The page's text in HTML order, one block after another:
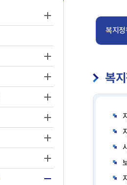
복지정
복